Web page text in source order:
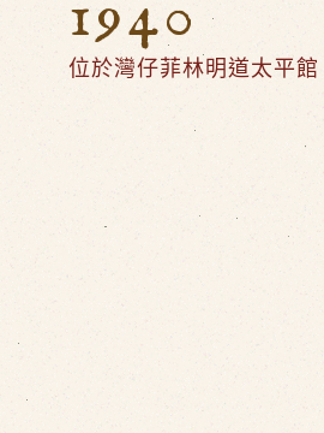
1940
位於灣仔菲林明道太平館